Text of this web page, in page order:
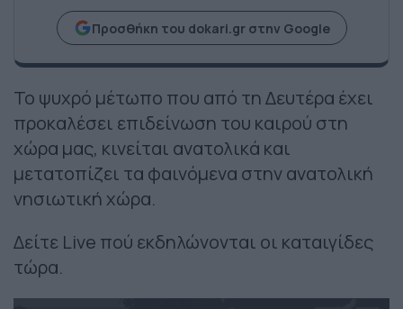
Προσθήκη του dokari.gr στην Google
Το ψυχρό μέτωπο που από τη Δευτέρα έχει
προκαλέσει επιδείνωση του καιρού στη
χώρα μας, κινείται ανατολικά και
μετατοπίζει τα φαινόμενα στην ανατολική
νησιωτική χώρα.
Δείτε Live πού εκδηλώνονται οι καταιγίδες
τώρα.